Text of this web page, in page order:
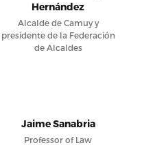
Hernández
Alcalde de Camuy y
presidente de la Federación
de Alcaldes
Jaime Sanabria
Professor of Law